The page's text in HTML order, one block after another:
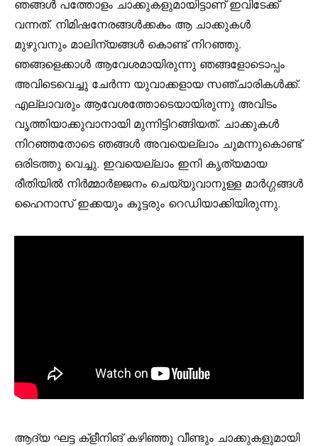
ഞങ്ങൾ പത്തോളം ചാക്കുകളുമായിട്ടാണ് ഇവിടേക്ക്
വന്നത്. നിമിഷനേരങ്ങൾക്കകം ആ ചാക്കുകൾ
മുഴുവനും മാലിന്യങ്ങൾ കൊണ്ട് നിറഞ്ഞു.
ഞങ്ങളെക്കാൾ ആവേശമായിരുന്നു ഞങ്ങളോടൊപ്പം
അവിടെവെച്ചു ചേർന്ന യുവാക്കളായ സഞ്ചാരികൾക്ക്.
എല്ലാവരും ആവേശത്തോടെയായിരുന്നു അവിടം
വൃത്തിയാക്കുവാനായി മുന്നിട്ടിറങ്ങിയത്. ചാക്കുകൾ
നിറഞ്ഞതോടെ ഞങ്ങൾ അവയെല്ലാം ചുമന്നുകൊണ്ട്
ഒരിടത്തു വെച്ചു. ഇവയെല്ലാം ഇനി കൃത്യമായ
രീതിയിൽ നിർമ്മാർജ്ജനം ചെയ്യുവാനുള്ള മാർഗ്ഗങ്ങൾ
ഹൈനാസ്‌ ഇക്കയും കൂട്ടരും റെഡിയാക്കിയിരുന്നു.
ആദ്യ ഘട്ട ക്ളീനിങ് കഴിഞ്ഞു വീണ്ടും ചാക്കുകളുമായി